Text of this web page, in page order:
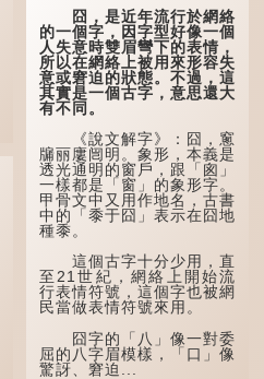
囧，是近年流行於網絡
的一個字，因字型好像一個
人失意時雙眉彎下的表情，
所以在網絡上被用來形容失
意或窘迫的狀態。不過，這
其實是一個古字，意思還大
有不同。
《說文解字》：囧，窻
牖丽廔闿明。象形，本義是
透光通明的窗戶，跟「囪」
一樣都是「窗」的象形字。
甲骨文中又用作地名，古書
中的「黍于囧」表示在囧地
種黍。
這個古字十分少用，直
至21世紀，網絡上開始流
行表情符號，這個字也被網
民當做表情符號來用。
囧字的「八」像一對委
屈的八字眉模樣，「口」像
驚訝、窘迫...